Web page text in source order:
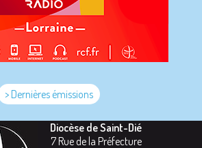
> Dernières émissions
Diocèse de Saint-Dié
7 Rue de la Préfecture